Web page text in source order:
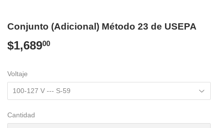
Conjunto (Adicional) Método 23 de USEPA
$1,68900
Voltaje
Cantidad